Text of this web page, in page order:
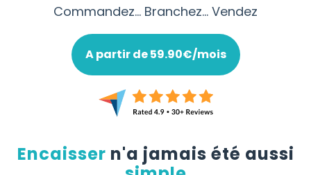
Commandez... Branchez... Vendez
A partir de 59.90€/mois
Encaisser n'a jamais été aussi